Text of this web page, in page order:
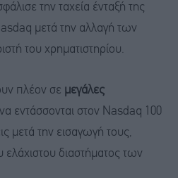
την ταχεία ένταξή της
μετά την αλλαγή των
του χρηματιστηρίου.
πλέον σε μεγάλες
να εντάσσονται στον Nasdaq 100
μετά την εισαγωγή τους,
ελάχιστου διαστήματος των